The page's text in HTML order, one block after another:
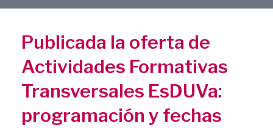
Publicada la oferta de
Actividades Formativas
Transversales EsDUVa:
programación y fechas